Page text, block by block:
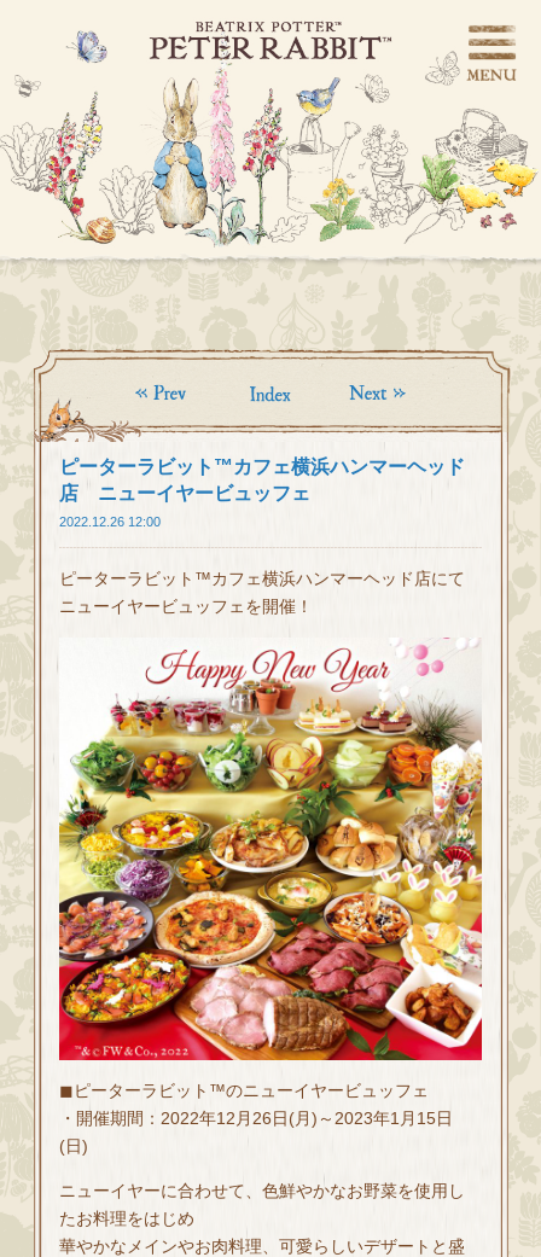
ピーターラビット™カフェ横浜ハンマーヘッド
店 ニューイヤービュッフェ
2022.12.26 12:00
ピーターラビット™カフェ横浜ハンマーヘッド店にて
ニューイヤービュッフェを開催！
◼ピーターラビット™のニューイヤービュッフェ
・開催期間：2022年12月26日(月)～2023年1月15日
(日)
ニューイヤーに合わせて、色鮮やかなお野菜を使用し
たお料理をはじめ
華やかなメインやお肉料理、可愛らしいデザートと盛